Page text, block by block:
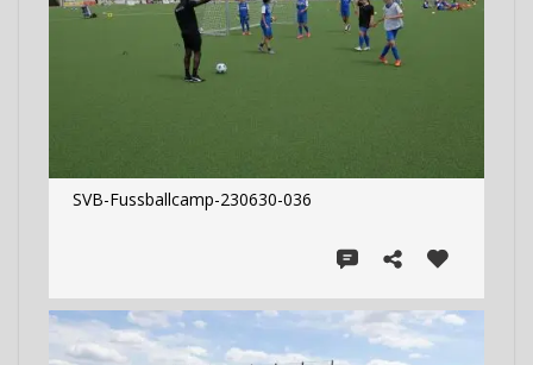
SVB-Fussballcamp-230630-036